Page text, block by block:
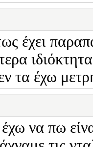
έχει
τα έχω
να πω